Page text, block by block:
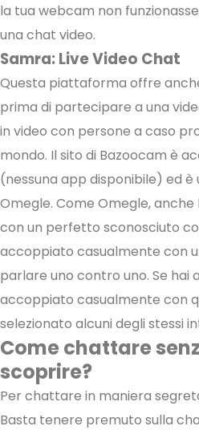
la tua webcam non
una chat video.
Samra: Live Video Chat
Questa piattaforma offre
prima di partecipare a una
in video con persone a caso
mondo. Il sito di Bazoocam è
(nessuna app disponibile) ed
Omegle. Come Omegle,
con un perfetto sconosciuto
accoppiato casualmente con
parlare uno contro uno. Se hai
accoppiato casualmente con
selezionato alcuni degli stessi
Come chattare
scoprire?
Per chattare in maniera
Basta tenere premuto sulla